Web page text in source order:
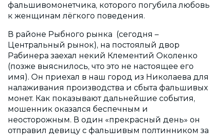
фальшивомонетчика, которого погубила любовь
к женщинам лёгкого поведения.
В районе Рыбного рынка (сегодня –
Центральный рынок), на постоялый двор
Рабинера заехал некий Клементий Околенко
(позже выяснилось, что это не настоящее его
имя). Он приехал в наш город из Николаева для
налаживания производства и сбыта фальшивых
монет. Как показывают дальнейшие события,
мошенник оказался беспечным и
неосторожным. В один «прекрасный день» он
отправил девицу с фальшивым полтинником за